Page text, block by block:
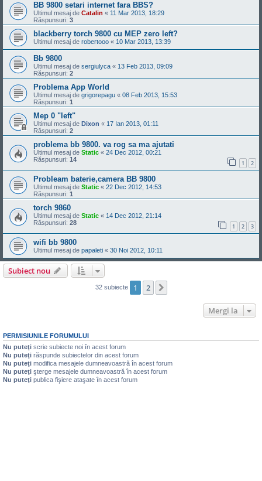
BB 9800 setari internet fara BBS?
Ultimul mesaj de Catalin « 11 Mar 2013, 18:29
Răspunsuri: 3
blackberry torch 9800 cu MEP zero left?
Ultimul mesaj de robertooo « 10 Mar 2013, 13:39
Bb 9800
Ultimul mesaj de sergiulyca « 13 Feb 2013, 09:09
Răspunsuri: 2
Problema App World
Ultimul mesaj de grigorepagu « 08 Feb 2013, 15:53
Răspunsuri: 1
Mep 0 "left"
Ultimul mesaj de Dixon « 17 Ian 2013, 01:11
Răspunsuri: 2
problema bb 9800. va rog sa ma ajutati
Ultimul mesaj de Static « 24 Dec 2012, 00:21
Răspunsuri: 14 1 2
Probleam baterie,camera BB 9800
Ultimul mesaj de Static « 22 Dec 2012, 14:53
Răspunsuri: 1
torch 9860
Ultimul mesaj de Static « 14 Dec 2012, 21:14
Răspunsuri: 28 1 2 3
wifi bb 9800
Ultimul mesaj de papaleti « 30 Noi 2012, 10:11
Subiect nou
32 subiecte 1 2
Mergi la
PERMISIUNILE FORUMULUI
Nu puteţi scrie subiecte noi în acest forum
Nu puteţi răspunde subiectelor din acest forum
Nu puteţi modifica mesajele dumneavoastră în acest forum
Nu puteţi şterge mesajele dumneavoastră în acest forum
Nu puteţi publica fişiere ataşate în acest forum